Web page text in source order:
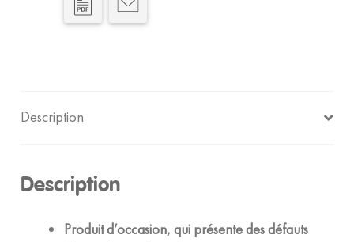
Description
Description
Produit d’occasion, qui présente des défauts